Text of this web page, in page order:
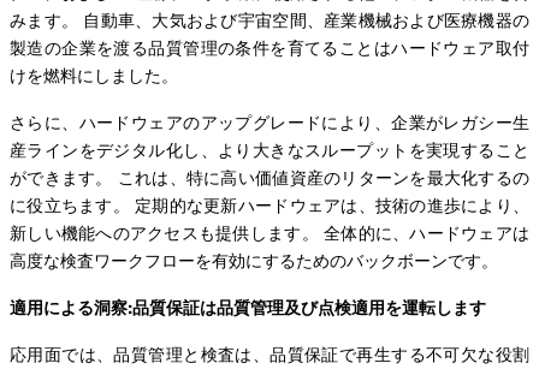
みます。 自動車、大気および宇宙空間、産業機械および医療機器の
製造の企業を渡る品質管理の条件を育てることはハードウェア取付
けを燃料にしました。
さらに、ハードウェアのアップグレードにより、企業がレガシー生
産ラインをデジタル化し、より大きなスループットを実現すること
ができます。 これは、特に高い価値資産のリターンを最大化するの
に役立ちます。 定期的な更新ハードウェアは、技術の進歩により、
新しい機能へのアクセスも提供します。 全体的に、ハードウェアは
高度な検査ワークフローを有効にするためのバックボーンです。
適用による洞察:品質保証は品質管理及び点検適用を運転します
応用面では、品質管理と検査は、品質保証で再生する不可欠な役割